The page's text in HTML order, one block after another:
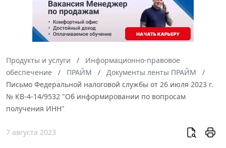
Продукты и услуги
Информационно-правовое
обеспечение
ПРАЙМ
Документы ленты ПРАЙМ
Письмо Федеральной налоговой службы от 26 июля 2023 г.
№ КВ-4-14/9532 "Об информировании по вопросам
получения ИНН"
7 августа 2023